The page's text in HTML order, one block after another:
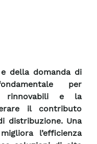
della domanda di
per
rinnovabili e la
il contributo
distribuzione. Una
l’efficienza